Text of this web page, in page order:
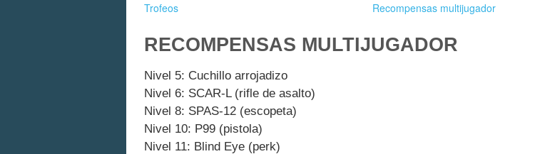
Trofeos Recompensas multijugador
RECOMPENSAS MULTIJUGADOR
Nivel 5: Cuchillo arrojadizo
Nivel 6: SCAR-L (rifle de asalto)
Nivel 8: SPAS-12 (escopeta)
Nivel 10: P99 (pistola)
Nivel 11: Blind Eye (perk)